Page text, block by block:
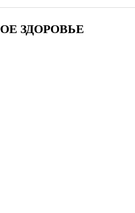
ЗДОРОВЬЕ